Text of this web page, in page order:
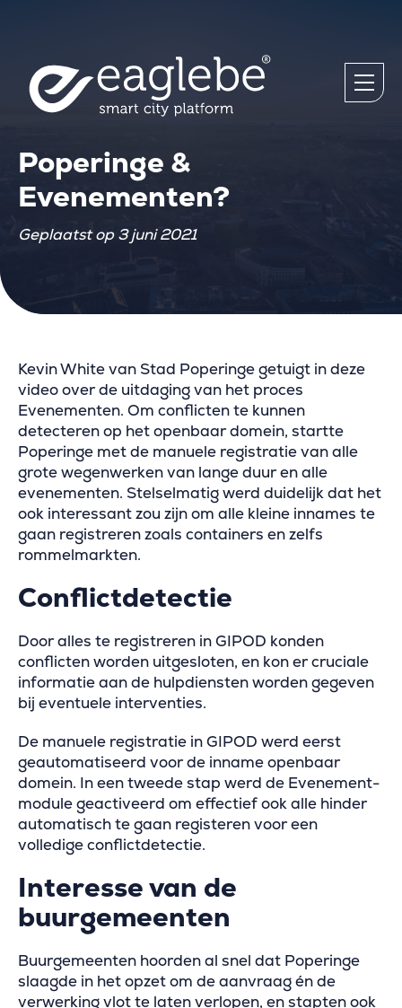
Poperinge &
Evenementen?
Geplaatst op 3 juni 2021
Kevin White van Stad Poperinge getuigt in deze
video over de uitdaging van het proces
Evenementen. Om conflicten te kunnen
detecteren op het openbaar domein, startte
Poperinge met de manuele registratie van alle
grote wegenwerken van lange duur en alle
evenementen. Stelselmatig werd duidelijk dat het
ook interessant zou zijn om alle kleine innames te
gaan registreren zoals containers en zelfs
rommelmarkten.
Conflictdetectie
Door alles te registreren in GIPOD konden
conflicten worden uitgesloten, en kon er cruciale
informatie aan de hulpdiensten worden gegeven
bij eventuele interventies.
De manuele registratie in GIPOD werd eerst
geautomatiseerd voor de inname openbaar
domein. In een tweede stap werd de Evenement-
module geactiveerd om effectief ook alle hinder
automatisch te gaan registeren voor een
volledige conflictdetectie.
Interesse van de
buurgemeenten
Buurgemeenten hoorden al snel dat Poperinge
slaagde in het opzet om de aanvraag én de
verwerking vlot te laten verlopen, en stapten ook